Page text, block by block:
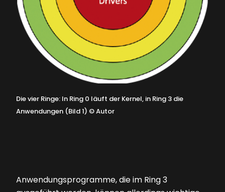
Die vier Ringe: In Ring 0 läuft der Kernel, in Ring 3 die
Anwendungen (Bild 1) ©Autor
Anwendungsprogramme, die im Ring 3